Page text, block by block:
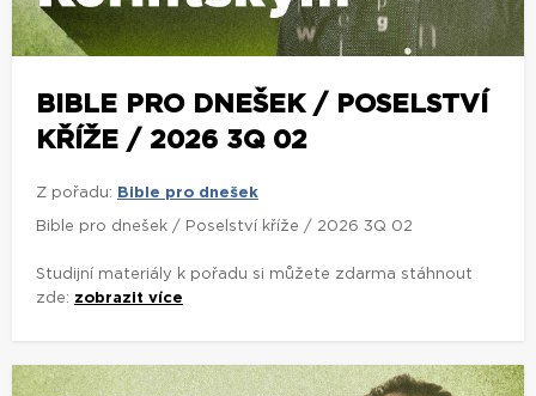
BIBLE PRO DNEŠEK / POSELSTVÍ
KŘÍŽE / 2026 3Q 02
Z pořadu: Bible pro dnešek
Bible pro dnešek / Poselství kříže / 2026 3Q 02
Studijní materiály k pořadu si můžete zdarma stáhnout
zde: zobrazit více